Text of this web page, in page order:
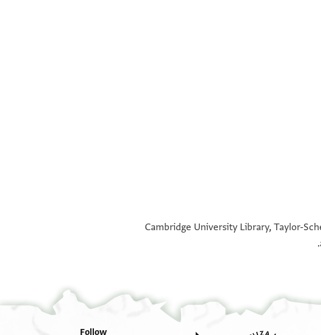
Cambridge University Library, Taylor-
Follow